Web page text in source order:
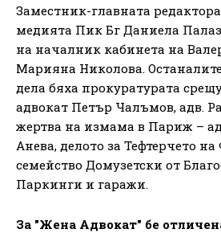
Заместник-главната
медията Пик Бг Даниела
на началник кабинета на
Марияна Николова.
дела бяха прокуратурата
адвокат Петър Чалъмов, адв.
жертва на измама в Париж –
Анева, делото за Тефтерчето
семейство Домузетски от
Паркинги и гаражи.
За "Жена Адвокат" бе